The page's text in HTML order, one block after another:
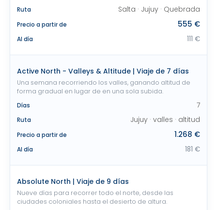
Ruta Salta · Jujuy · Quebrada
Precio a partir de 555 €
Al día 111 €
Active North - Valleys & Altitude | Viaje de 7 días
Una semana recorriendo los valles, ganando altitud de
forma gradual en lugar de en una sola subida.
Días
7
Ruta Jujuy · valles · altitud
Precio a partir de 1.268 €
Al día 181 €
Absolute North | Viaje de 9 días
Nueve días para recorrer todo el norte, desde las
ciudades coloniales hasta el desierto de altura.